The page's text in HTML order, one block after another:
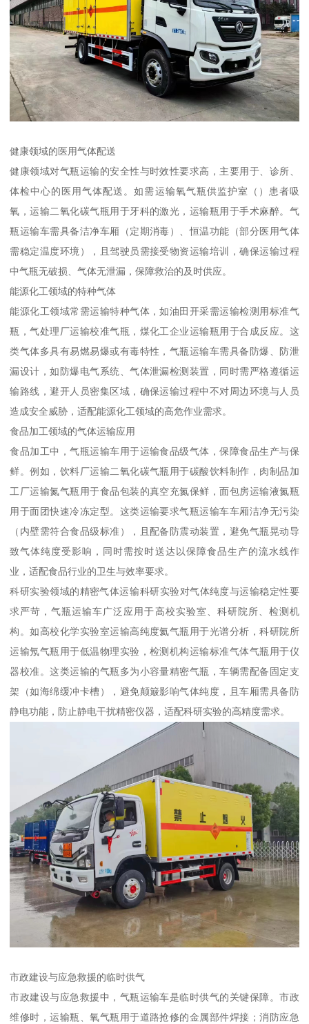
健康领域的医用气体配送​
健康领域对气瓶运输的安全性与时效性要求高，主要用于、诊所、
体检中心的医用气体配送。如需运输氧气瓶供监护室（）患者吸
氧，运输二氧化碳气瓶用于牙科的激光，运输瓶用于手术麻醉。气
瓶运输车需具备洁净车厢（定期消毒）、恒温功能（部分医用气体
需稳定温度环境），且驾驶员需接受物资运输培训，确保运输过程
中气瓶无破损、气体无泄漏，保障救治的及时供应。​
能源化工领域的特种气体​
能源化工领域常需运输特种气体，如油田开采需运输检测用标准气
瓶，气处理厂运输校准气瓶，煤化工企业运输瓶用于合成反应。这
类气体多具有易燃易爆或有毒特性，气瓶运输车需具备防爆、防泄
漏设计，如防爆电气系统、气体泄漏检测装置，同时需严格遵循运
输路线，避开人员密集区域，确保运输过程中不对周边环境与人员
造成安全威胁，适配能源化工领域的高危作业需求。​
食品加工领域的气体运输应用​
食品加工中，气瓶运输车用于运输食品级气体，保障食品生产与保
鲜。例如，饮料厂运输二氧化碳气瓶用于碳酸饮料制作，肉制品加
工厂运输氮气瓶用于食品包装的真空充氮保鲜，面包房运输液氮瓶
用于面团快速冷冻定型。这类运输要求气瓶运输车车厢洁净无污染
（内壁需符合食品级标准），且配备防震动装置，避免气瓶晃动导
致气体纯度受影响，同时需按时送达以保障食品生产的流水线作
业，适配食品行业的卫生与效率要求。​
科研实验领域的精密气体运输​科研实验对气体纯度与运输稳定性要
求严苛，气瓶运输车广泛应用于高校实验室、科研院所、检测机
构。如高校化学实验室运输高纯度氦气瓶用于光谱分析，科研院所
运输氖气瓶用于低温物理实验，检测机构运输标准气体气瓶用于仪
器校准。这类运输的气瓶多为小容量精密气瓶，车辆需配备固定支
架（如海绵缓冲卡槽），避免颠簸影响气体纯度，且车厢需具备防
静电功能，防止静电干扰精密仪器，适配科研实验的高精度需求。​
市政建设与应急救援的临时供气​
市政建设与应急救援中，气瓶运输车是临时供气的关键保障。市政
维修时，运输瓶、氧气瓶用于道路抢修的金属部件焊接；消防应急